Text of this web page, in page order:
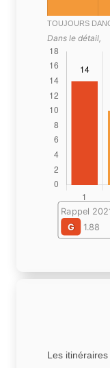
TOUJOURS
Dans le détail,
Rappel
G
1.88
Les itinéraires